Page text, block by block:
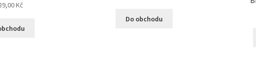
Kč
Do obchodu